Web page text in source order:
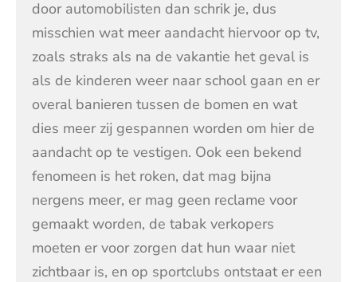
door automobilisten dan schrik je, dus
misschien wat meer aandacht hiervoor op tv,
zoals straks als na de vakantie het geval is
als de kinderen weer naar school gaan en er
overal banieren tussen de bomen en wat
dies meer zij gespannen worden om hier de
aandacht op te vestigen. Ook een bekend
fenomeen is het roken, dat mag bijna
nergens meer, er mag geen reclame voor
gemaakt worden, de tabak verkopers
moeten er voor zorgen dat hun waar niet
zichtbaar is, en op sportclubs ontstaat er een